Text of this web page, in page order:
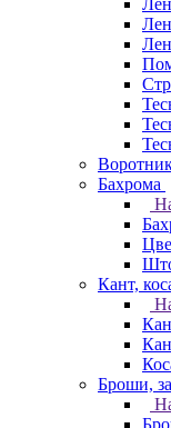
Бахрома
Кант,
Броши,